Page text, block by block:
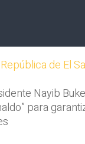
de El
Nayib
para